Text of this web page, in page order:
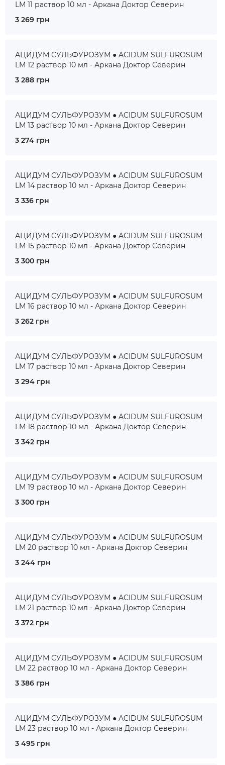
LM 11 раствор 10 мл - Аркана Доктор Северин
3 269 грн
АЦИДУМ СУЛЬФУРОЗУМ ● ACIDUM SULFUROSUM
LM 12 раствор 10 мл - Аркана Доктор Северин
3 288 грн
АЦИДУМ СУЛЬФУРОЗУМ ● ACIDUM SULFUROSUM
LM 13 раствор 10 мл - Аркана Доктор Северин
3 274 грн
АЦИДУМ СУЛЬФУРОЗУМ ● ACIDUM SULFUROSUM
LM 14 раствор 10 мл - Аркана Доктор Северин
3 336 грн
АЦИДУМ СУЛЬФУРОЗУМ ● ACIDUM SULFUROSUM
LM 15 раствор 10 мл - Аркана Доктор Северин
3 300 грн
АЦИДУМ СУЛЬФУРОЗУМ ● ACIDUM SULFUROSUM
LM 16 раствор 10 мл - Аркана Доктор Северин
3 262 грн
АЦИДУМ СУЛЬФУРОЗУМ ● ACIDUM SULFUROSUM
LM 17 раствор 10 мл - Аркана Доктор Северин
3 294 грн
АЦИДУМ СУЛЬФУРОЗУМ ● ACIDUM SULFUROSUM
LM 18 раствор 10 мл - Аркана Доктор Северин
3 342 грн
АЦИДУМ СУЛЬФУРОЗУМ ● ACIDUM SULFUROSUM
LM 19 раствор 10 мл - Аркана Доктор Северин
3 300 грн
АЦИДУМ СУЛЬФУРОЗУМ ● ACIDUM SULFUROSUM
LM 20 раствор 10 мл - Аркана Доктор Северин
3 244 грн
АЦИДУМ СУЛЬФУРОЗУМ ● ACIDUM SULFUROSUM
LM 21 раствор 10 мл - Аркана Доктор Северин
3 372 грн
АЦИДУМ СУЛЬФУРОЗУМ ● ACIDUM SULFUROSUM
LM 22 раствор 10 мл - Аркана Доктор Северин
3 386 грн
АЦИДУМ СУЛЬФУРОЗУМ ● ACIDUM SULFUROSUM
LM 23 раствор 10 мл - Аркана Доктор Северин
3 495 грн